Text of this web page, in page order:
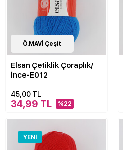
40Çeşit
Ö.MAVİ Çeşit
Elsan Çetiklik Çoraplık/
İnce-E012
45,00 TL
34,99 TL %22
YENI